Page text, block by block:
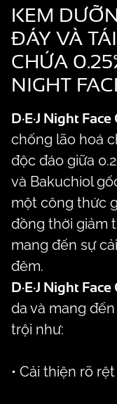
KEM
ĐÁY VÀ
CHỨA
NIGHT
D·E·J Night
chống lão hoá
độc đáo giữa
và Bakuchiol
một công thức
đồng thời giảm
mang đến sự
đêm.
D·E·J Night
da và mang
trội như:
• Cải thiện rõ